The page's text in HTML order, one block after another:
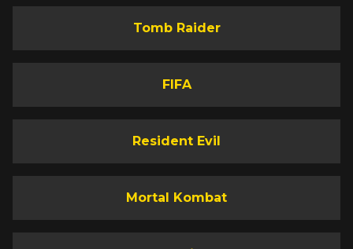
Tomb Raider
FIFA
Resident Evil
Mortal Kombat